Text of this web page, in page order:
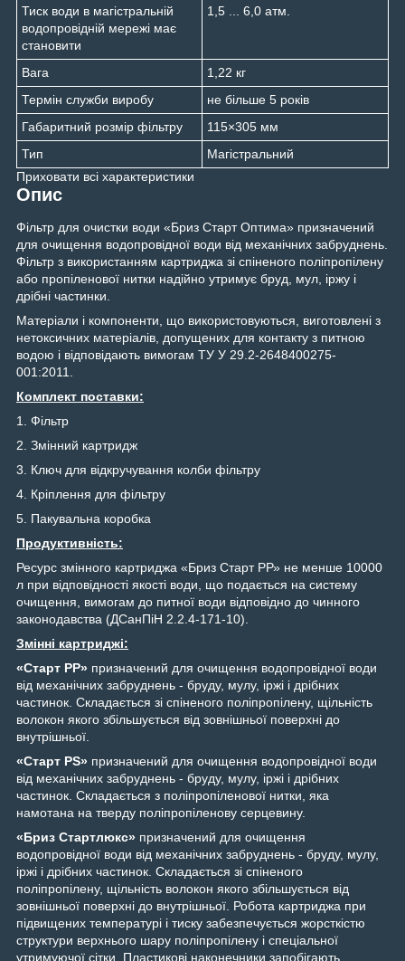
Тиск води в магістральній
водопровідній мережі має
становити
1,5 ... 6,0 атм.
Вага
1,22 кг
Термін служби виробу
не більше 5 років
Габаритний розмір фільтру
115×305 мм
Тип
Магістральний
Приховати всі характеристики
Опис
Фільтр для очистки води «Бриз Старт Оптима» призначений
для очищення водопровідної води від механічних забруднень.
Фільтр з використанням картриджа зі спіненого поліпропілену
або пропіленової нитки надійно утримує бруд, мул, іржу і
дрібні частинки.
Матеріали і компоненти, що використовуються, виготовлені з
нетоксичних матеріалів, допущених для контакту з питною
водою і відповідають вимогам ТУ У 29.2-2648400275-
001:2011.
Комплект поставки:
1. Фільтр
2. Змінний картридж
3. Ключ для відкручування колби фільтру
4. Кріплення для фільтру
5. Пакувальна коробка
Продуктивність:
Ресурс змінного картриджа «Бриз Старт РР» не менше 10000
л при відповідності якості води, що подається на систему
очищення, вимогам до питної води відповідно до чинного
законодавства (ДСанПіН 2.2.4-171-10).
Змінні картриджі:
«Старт РР» призначений для очищення водопровідної води
від механічних забруднень - бруду, мулу, іржі і дрібних
частинок. Складається зі спіненого поліпропілену, щільність
волокон якого збільшується від зовнішньої поверхні до
внутрішньої.
«Старт PS» призначений для очищення водопровідної води
від механічних забруднень - бруду, мулу, іржі і дрібних
частинок. Складається з поліпропіленової нитки, яка
намотана на тверду поліпропіленову серцевину.
«Бриз Стартлюкс» призначений для очищення
водопровідної води від механічних забруднень - бруду, мулу,
іржі і дрібних частинок. Складається зі спіненого
поліпропілену, щільність волокон якого збільшується від
зовнішньої поверхні до внутрішньої. Робота картриджа при
підвищених температурі і тиску забезпечується жорсткістю
структури верхнього шару поліпропілену і спеціальної
утримуючої сітки. Пластикові наконечники запобігають